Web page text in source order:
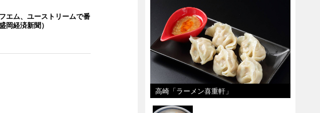
エム、ユーストリームで番
岡経済新聞）
高崎「ラーメン喜重軒」